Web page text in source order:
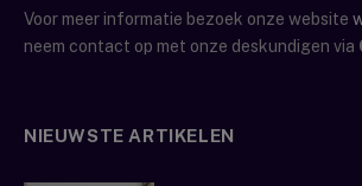
Voor meer informatie bezoek onze website
neem contact op met onze deskundigen via
NIEUWSTE ARTIKELEN